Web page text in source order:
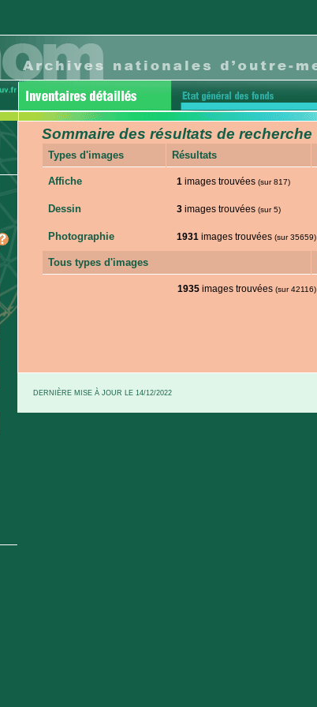
Sommaire des résultats de recherche
Types d'images Résultats
Affiche 1 images trouvées (sur 817)
Dessin 3 images trouvées (sur 5)
Photographie 1931 images trouvées (sur 35659)
Tous types d'images
1935 images trouvées (sur 42116)
DERNIÈRE MISE À JOUR LE 14/12/2022